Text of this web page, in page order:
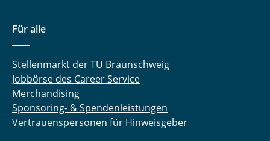
Für alle
Stellenmarkt der TU Braunschweig
Jobbörse des Career Service
Merchandising
Sponsoring- & Spendenleistungen
Vertrauenspersonen für Hinweisgeber